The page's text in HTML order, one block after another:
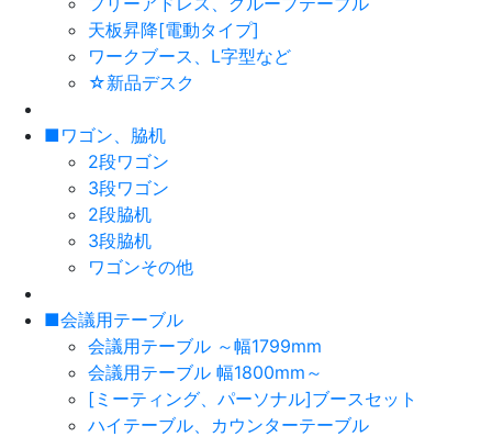
天板昇降[電動タイプ]
ワークブース、L字型など
☆新品デスク
■ワゴン、脇机
2段ワゴン
3段ワゴン
2段脇机
3段脇机
ワゴンその他
■会議用テーブル
会議用テーブル ～幅1799mm
会議用テーブル 幅1800mm～
[ミーティング、パーソナル]ブースセット
ハイテーブル、カウンターテーブル